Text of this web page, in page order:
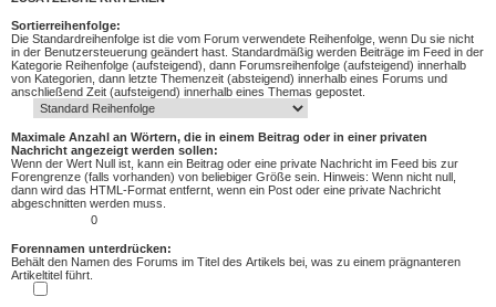
Sortierreihenfolge:
Die Standardreihenfolge ist die vom Forum verwendete Reihenfolge, wenn Du sie nicht
in der Benutzersteuerung geändert hast. Standardmäßig werden Beiträge im Feed in der
Kategorie Reihenfolge (aufsteigend), dann Forumsreihenfolge (aufsteigend) innerhalb
von Kategorien, dann letzte Themenzeit (absteigend) innerhalb eines Forums und
anschließend Zeit (aufsteigend) innerhalb eines Themas gepostet.
Maximale Anzahl an Wörtern, die in einem Beitrag oder in einer privaten
Nachricht angezeigt werden sollen:
Wenn der Wert Null ist, kann ein Beitrag oder eine private Nachricht im Feed bis zur
Forengrenze (falls vorhanden) von beliebiger Größe sein. Hinweis: Wenn nicht null,
dann wird das HTML-Format entfernt, wenn ein Post oder eine private Nachricht
abgeschnitten werden muss.
Forennamen unterdrücken:
Behält den Namen des Forums im Titel des Artikels bei, was zu einem prägnanteren
Artikeltitel führt.